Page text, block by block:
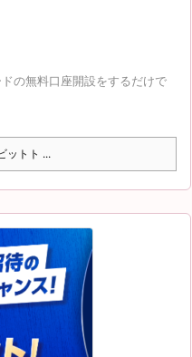
の無料口座開設をするだけで
ットト ...